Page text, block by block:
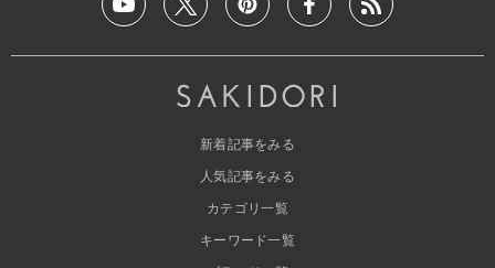
新着記事をみる
人気記事をみる
カテゴリ一覧
キーワード一覧